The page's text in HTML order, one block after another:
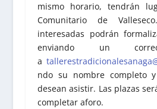
mismo horario, tendrán
Comunitario de
interesadas podrán
enviando un
a
ndo su nombre completo
desean asistir. Las plazas
completar aforo.